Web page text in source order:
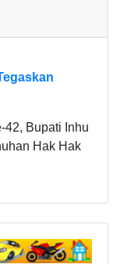
42, Bupati Inhu
Hak Hak